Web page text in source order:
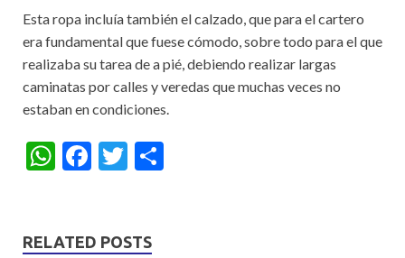
Esta ropa incluía también el calzado, que para el cartero
era fundamental que fuese cómodo, sobre todo para el que
realizaba su tarea de a pié, debiendo realizar largas
caminatas por calles y veredas que muchas veces no
estaban en condiciones.
W
s
F
b
T
er
RELATED POSTS